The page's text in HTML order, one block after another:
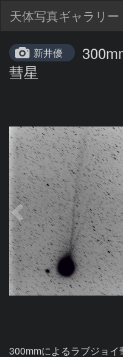
天体写真ギャラリー
新井優
彗星
300mmによるラブジョイ